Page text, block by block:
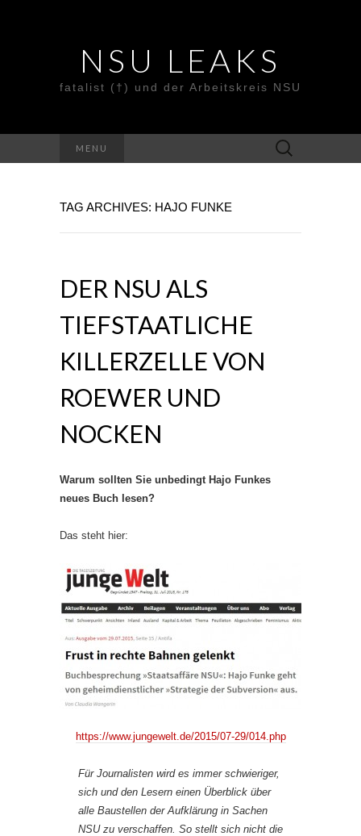
NSU LEAKS
fatalist (†) und der Arbeitskreis NSU
MENU
Suche
nach:
TAG ARCHIVES: HAJO FUNKE
DER NSU ALS
TIEFSTAATLICHE
KILLERZELLE VON
ROEWER UND
NOCKEN
Warum sollten Sie unbedingt Hajo Funkes
neues Buch lesen?
Das steht hier:
https://www.jungewelt.de/2015/07-29/014.php
Für Journalisten wird es immer schwieriger,
sich und den Lesern einen Überblick über
alle Baustellen der Aufklärung in Sachen
NSU zu verschaffen. So stellt sich nicht die